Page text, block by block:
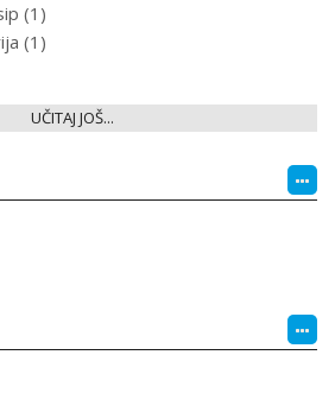
(1)
(1)
UČITAJ JOŠ...